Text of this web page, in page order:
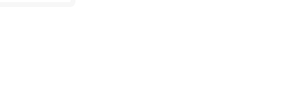
ルでも着用できる上品な印象のインナーダウ